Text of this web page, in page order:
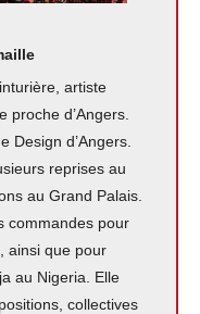
artiste
proche d’Angers.
Design d’Angers.
reprises au
au Grand Palais.
commandes pour
ainsi que pour
au Nigeria. Elle
collectives